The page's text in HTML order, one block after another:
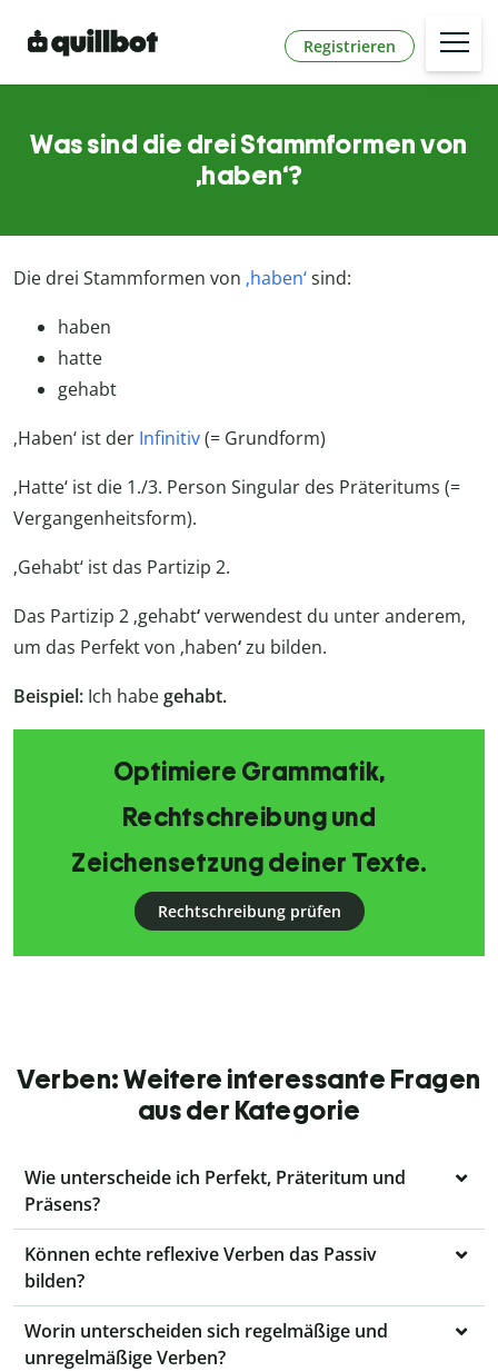
Registrieren
Was sind die drei Stammformen von
‚haben‘?
Die drei Stammformen von ‚haben‘sind:
haben
hatte
gehabt
‚Haben‘ ist der Infinitiv(= Grundform)
‚Hatte‘ ist die 1./3. Person Singular des Präteritums (=
Vergangenheitsform).
‚Gehabt‘ ist das Partizip 2.
Das Partizip 2 ‚gehabt‘verwendest du unter anderem,
um das Perfekt von ‚haben‘zu bilden.
Beispiel: Ich habegehabt.
Optimiere Grammatik,
Rechtschreibung und
Zeichensetzung deiner Texte.
Rechtschreibung prüfen
Verben: Weitere interessante Fragen
aus der Kategorie
Wie unterscheide ich Perfekt, Präteritum und
Präsens?
Können echte reflexive Verben das Passiv
bilden?
Worin unterscheiden sich regelmäßige und
unregelmäßige Verben?